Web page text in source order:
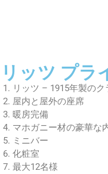
リッツ プラ
リッツ – 1915年製の
屋内と屋外の座席
暖房完備
マホガニー材の豪華な
ミニバー
化粧室
最大12名様